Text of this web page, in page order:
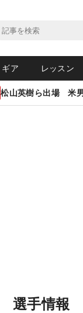
ギア レッスン
松山英樹ら出場 米
選手情報